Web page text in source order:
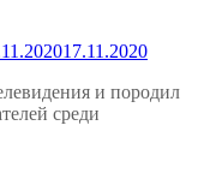
17.11.2020
и породил
среди